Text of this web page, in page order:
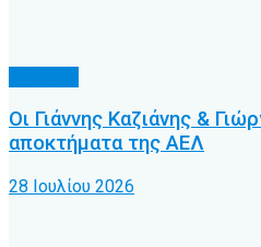
Οι Γιάννης Καζιάνης &
αποκτήματα της ΑΕΛ
28 Ιουλίου 2026